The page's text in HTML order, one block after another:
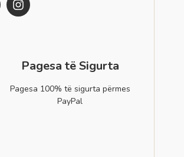
Pagesa të Sigurta
Pagesa 100% të sigurta përmes
PayPal